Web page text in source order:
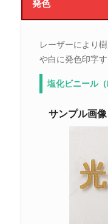
発色
レーザーにより
や白に発色印字す
塩化ビニール（
サンプル画像